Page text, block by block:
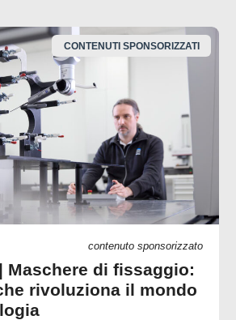
CONTENUTI SPONSORIZZATI
contenuto sponsorizzato
Maschere di fissaggio:
rivoluziona il mondo